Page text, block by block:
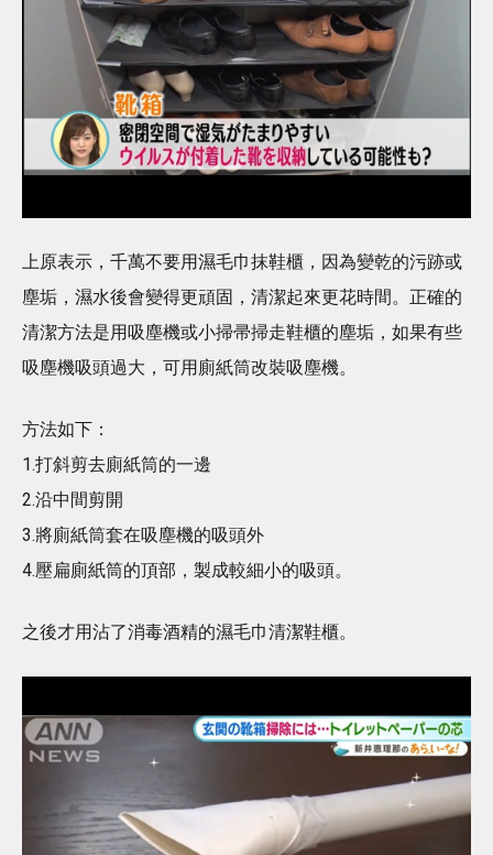
上原表示，千萬不要用濕毛巾抹鞋櫃，因為變乾的污跡或
塵垢，濕水後會變得更頑固，清潔起來更花時間。正確的
清潔方法是用吸塵機或小掃帚掃走鞋櫃的塵垢，如果有些
吸塵機吸頭過大，可用廁紙筒改裝吸塵機。
方法如下：
1.打斜剪去廁紙筒的一邊
2.沿中間剪開
3.將廁紙筒套在吸塵機的吸頭外
4.壓扁廁紙筒的頂部，製成較細小的吸頭。
之後才用沾了消毒酒精的濕毛巾清潔鞋櫃。